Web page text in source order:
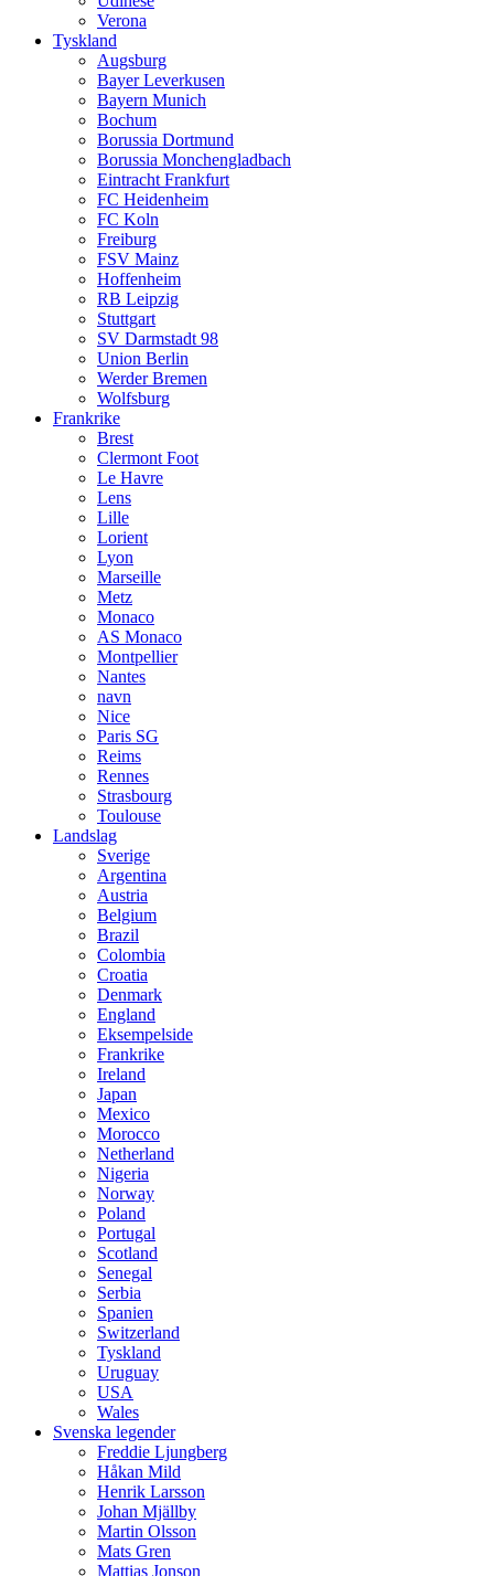
Verona
Tyskland
Augsburg
Bayer Leverkusen
Bayern Munich
Bochum
Borussia Dortmund
Borussia Monchengladbach
Eintracht Frankfurt
FC Heidenheim
FC Koln
Freiburg
FSV Mainz
Hoffenheim
RB Leipzig
Stuttgart
SV Darmstadt 98
Union Berlin
Werder Bremen
Wolfsburg
Frankrike
Brest
Clermont Foot
Le Havre
Lens
Lille
Lorient
Lyon
Marseille
Metz
Monaco
AS Monaco
Montpellier
Nantes
navn
Nice
Paris SG
Reims
Rennes
Strasbourg
Toulouse
Landslag
Sverige
Argentina
Austria
Belgium
Brazil
Colombia
Croatia
Denmark
England
Eksempelside
Frankrike
Ireland
Japan
Mexico
Morocco
Netherland
Nigeria
Norway
Poland
Portugal
Scotland
Senegal
Serbia
Spanien
Switzerland
Tyskland
Uruguay
USA
Wales
Svenska legender
Freddie Ljungberg
Håkan Mild
Henrik Larsson
Johan Mjällby
Martin Olsson
Mats Gren
Mattias Jonson